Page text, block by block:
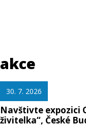
akce
30. 7. 2026
Navštivte expozici
živitelka“, České